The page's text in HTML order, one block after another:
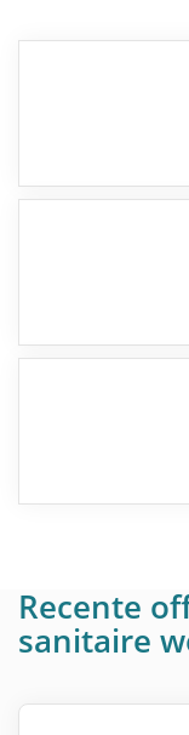
Recente
sanitaire